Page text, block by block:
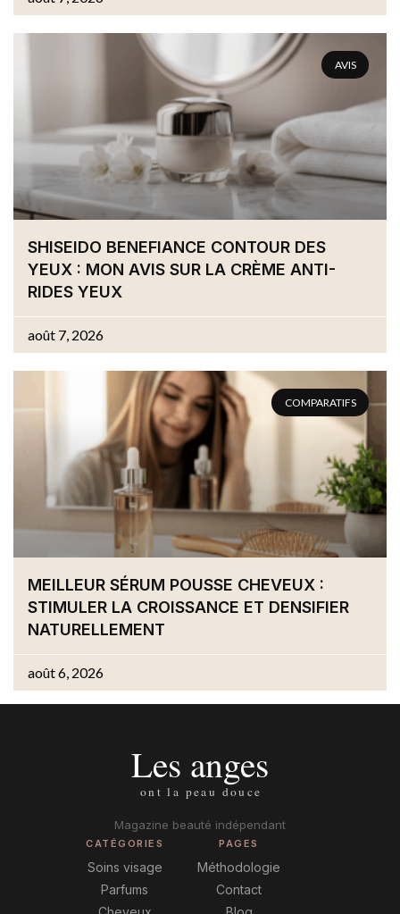
AVIS
SHISEIDO BENEFIANCE CONTOUR DES
YEUX : MON AVIS SUR LA CRÈME ANTI-
RIDES YEUX
août 7, 2026
COMPARATIFS
MEILLEUR SÉRUM POUSSE CHEVEUX :
STIMULER LA CROISSANCE ET DENSIFIER
NATURELLEMENT
août 6, 2026
Magazine beauté indépendant
CATÉGORIES
Soins visage
Parfums
PAGES
Méthodologie
Contact